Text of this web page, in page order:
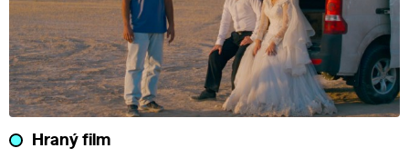
Hraný film